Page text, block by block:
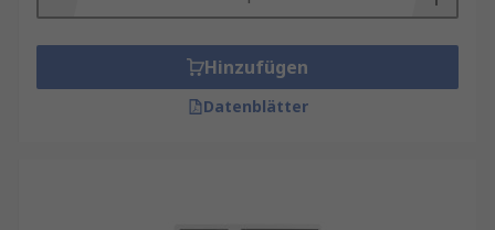
Hinzufügen
Datenblätter